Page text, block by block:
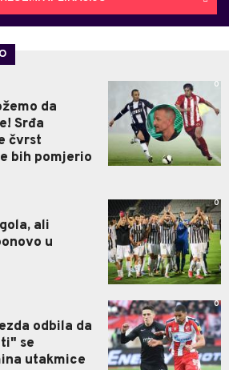
da
Srđa
čvrst
bih pomjerio
0
ali
u
0
odbila da
se
utakmice
0